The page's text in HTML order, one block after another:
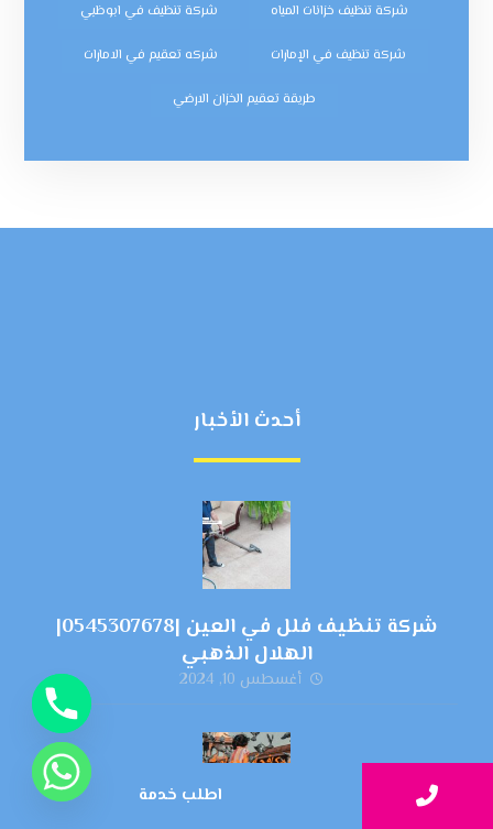
شركة تنظيف خزانات المياه شركة تنظيف في ابوظبي
شركة تنظيف في الإمارات شركه تعقيم في الامارات
طريقة تعقيم الخزان الارضي
أحدث الأخبار
شركة تنظيف فلل في العين |0545307678|
الهلال الذهبي
أغسطس 10, 2024
اطلب خدمة